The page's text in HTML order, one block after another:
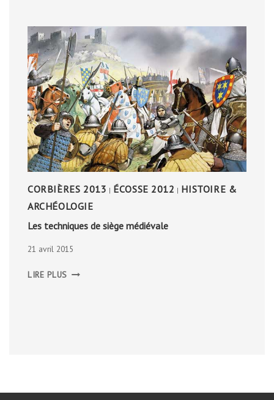
CORBIÈRES 2013 | ÉCOSSE 2012 | HISTOIRE &
ARCHÉOLOGIE
Les techniques de siège médiévale
21 avril 2015
LIRE PLUS TECHNIQUES